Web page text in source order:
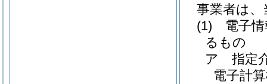
事業者は
(1)
電子
るもの
ア
指定
電子計